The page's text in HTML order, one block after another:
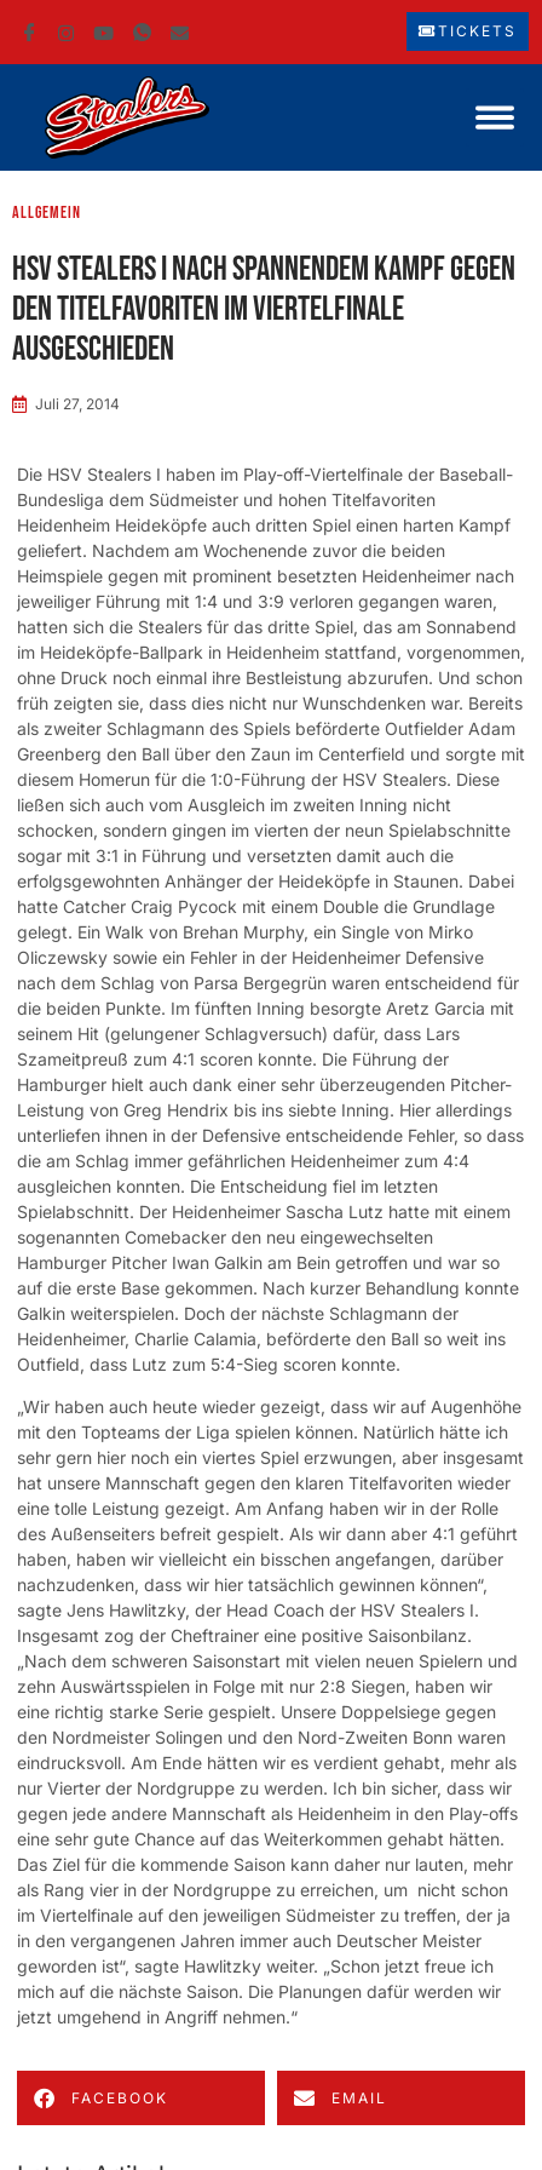
TICKETS
Allgemein
HSV Stealers I nach spannendem Kampf gegen
den Titelfavoriten im Viertelfinale
ausgeschieden
Juli 27, 2014
Die HSV Stealers I haben im Play-off-Viertelfinale der Baseball-
Bundesliga dem Südmeister und hohen Titelfavoriten
Heidenheim Heideköpfe auch dritten Spiel einen harten Kampf
geliefert. Nachdem am Wochenende zuvor die beiden
Heimspiele gegen mit prominent besetzten Heidenheimer nach
jeweiliger Führung mit 1:4 und 3:9 verloren gegangen waren,
hatten sich die Stealers für das dritte Spiel, das am Sonnabend
im Heideköpfe-Ballpark in Heidenheim stattfand, vorgenommen,
ohne Druck noch einmal ihre Bestleistung abzurufen. Und schon
früh zeigten sie, dass dies nicht nur Wunschdenken war. Bereits
als zweiter Schlagmann des Spiels beförderte Outfielder Adam
Greenberg den Ball über den Zaun im Centerfield und sorgte mit
diesem Homerun für die 1:0-Führung der HSV Stealers. Diese
ließen sich auch vom Ausgleich im zweiten Inning nicht
schocken, sondern gingen im vierten der neun Spielabschnitte
sogar mit 3:1 in Führung und versetzten damit auch die
erfolgsgewohnten Anhänger der Heideköpfe in Staunen. Dabei
hatte Catcher Craig Pycock mit einem Double die Grundlage
gelegt. Ein Walk von Brehan Murphy, ein Single von Mirko
Oliczewsky sowie ein Fehler in der Heidenheimer Defensive
nach dem Schlag von Parsa Bergegrün waren entscheidend für
die beiden Punkte. Im fünften Inning besorgte Aretz Garcia mit
seinem Hit (gelungener Schlagversuch) dafür, dass Lars
Szameitpreuß zum 4:1 scoren konnte. Die Führung der
Hamburger hielt auch dank einer sehr überzeugenden Pitcher-
Leistung von Greg Hendrix bis ins siebte Inning. Hier allerdings
unterliefen ihnen in der Defensive entscheidende Fehler, so dass
die am Schlag immer gefährlichen Heidenheimer zum 4:4
ausgleichen konnten. Die Entscheidung fiel im letzten
Spielabschnitt. Der Heidenheimer Sascha Lutz hatte mit einem
sogenannten Comebacker den neu eingewechselten
Hamburger Pitcher Iwan Galkin am Bein getroffen und war so
auf die erste Base gekommen. Nach kurzer Behandlung konnte
Galkin weiterspielen. Doch der nächste Schlagmann der
Heidenheimer, Charlie Calamia, beförderte den Ball so weit ins
Outfield, dass Lutz zum 5:4-Sieg scoren konnte.
„Wir haben auch heute wieder gezeigt, dass wir auf Augenhöhe
mit den Topteams der Liga spielen können. Natürlich hätte ich
sehr gern hier noch ein viertes Spiel erzwungen, aber insgesamt
hat unsere Mannschaft gegen den klaren Titelfavoriten wieder
eine tolle Leistung gezeigt. Am Anfang haben wir in der Rolle
des Außenseiters befreit gespielt. Als wir dann aber 4:1 geführt
haben, haben wir vielleicht ein bisschen angefangen, darüber
nachzudenken, dass wir hier tatsächlich gewinnen können“,
sagte Jens Hawlitzky, der Head Coach der HSV Stealers I.
Insgesamt zog der Cheftrainer eine positive Saisonbilanz.
„Nach dem schweren Saisonstart mit vielen neuen Spielern und
zehn Auswärtsspielen in Folge mit nur 2:8 Siegen, haben wir
eine richtig starke Serie gespielt. Unsere Doppelsiege gegen
den Nordmeister Solingen und den Nord-Zweiten Bonn waren
eindrucksvoll. Am Ende hätten wir es verdient gehabt, mehr als
nur Vierter der Nordgruppe zu werden. Ich bin sicher, dass wir
gegen jede andere Mannschaft als Heidenheim in den Play-offs
eine sehr gute Chance auf das Weiterkommen gehabt hätten.
Das Ziel für die kommende Saison kann daher nur lauten, mehr
als Rang vier in der Nordgruppe zu erreichen, um nicht schon
im Viertelfinale auf den jeweiligen Südmeister zu treffen, der ja
in den vergangenen Jahren immer auch Deutscher Meister
geworden ist“, sagte Hawlitzky weiter. „Schon jetzt freue ich
mich auf die nächste Saison. Die Planungen dafür werden wir
jetzt umgehend in Angriff nehmen.“
FACEBOOK EMAIL